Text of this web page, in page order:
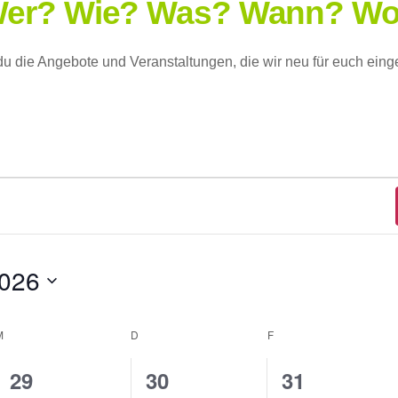
Wie? Was? Wann?
die Angebote und Veranstaltungen, die wir neu für euch
D FFREITAG
0
29
2
30
3
31